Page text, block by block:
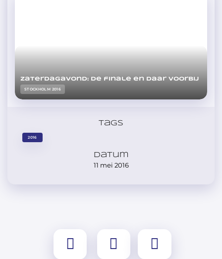
Zaterdagavond: De finale en daar voorbij
STOCKHOLM 2016
Tags
2016
Datum
11 mei 2016